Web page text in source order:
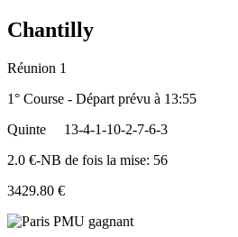
Chantilly
Réunion 1
1° Course - Départ prévu à 13:55
Quinte
13-4-1-10-2-7-6-3
2.0 €-NB de fois la mise: 56
3429.80 €